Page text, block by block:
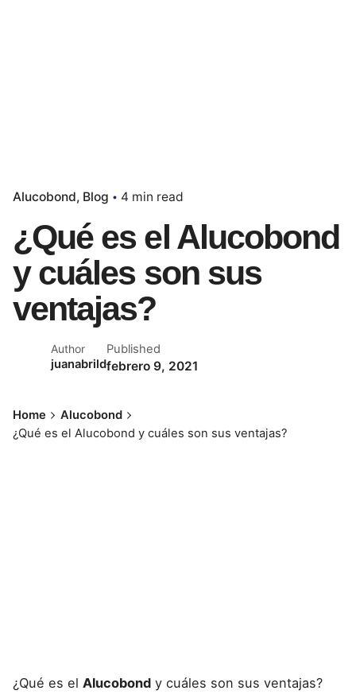
Alucobond Blog 4 min read
¿Qué es el Alucobond
y cuáles son sus
ventajas?
Author
juanabrild
Published
febrero 9, 2021
Home
Alucobond
¿Qué es el Alucobond y cuáles son sus ventajas?
¿Qué es el Alucobond y cuáles son sus ventajas?